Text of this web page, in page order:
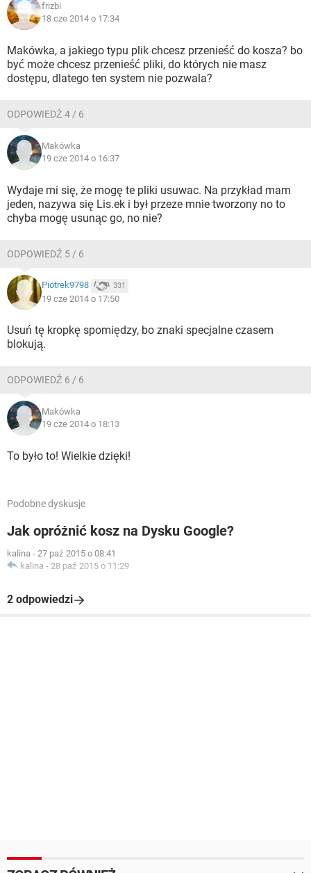
frizbi
18 cze 2014 o 17:34
Makówka, a jakiego typu plik chcesz przenieść do kosza? bo
być może chcesz przenieść pliki, do których nie masz
dostępu, dlatego ten system nie pozwala?
ODPOWIEDŹ 4 / 6
Makówka
19 cze 2014 o 16:37
Wydaje mi się, że mogę te pliki usuwac. Na przykład mam
jeden, nazywa się Lis.ek i był przeze mnie tworzony no to
chyba mogę usunąc go, no nie?
ODPOWIEDŹ 5 / 6
Piotrek9798 331
19 cze 2014 o 17:50
Usuń tę kropkę spomiędzy, bo znaki specjalne czasem
blokują.
ODPOWIEDŹ 6 / 6
Makówka
19 cze 2014 o 18:13
To było to! Wielkie dzięki!
Podobne dyskusje
Jak opróżnić kosz na Dysku Google?
kalina - 27 paź 2015 o 08:41
kalina - 28 paź 2015 o 11:29
2 odpowiedzi